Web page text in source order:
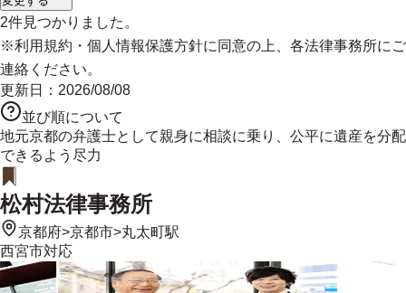
2件見つかりました。
※利用規約 ・ 個人情報保護方針に同意の上、各法律事務所にご
連絡ください。
更新日： 2026/08/08
並び順について
地元京都の弁護士として親身に相談に乗り、公平に遺産を分配
できるよう尽力
松村法律事務所
京都府>京都市>丸太町駅
西宮市対応